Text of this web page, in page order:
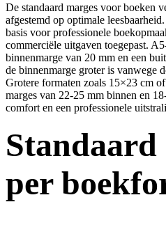
De standaard marges voor boeken
afgestemd op optimale
basis voor professionele
commerciële uitgaven toegepast.
binnenmarge van 20 mm en een
de binnenmarge groter is vanwege
Grotere formaten zoals 15×23 cm
marges van 22-25 mm binnen en
comfort en een professionele
Standaard
per